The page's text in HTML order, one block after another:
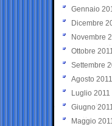
Gennaio
Dicembre
Novembre
Ottobre
Settembre
Agosto 2011
Luglio 2011
Giugno
Maggio